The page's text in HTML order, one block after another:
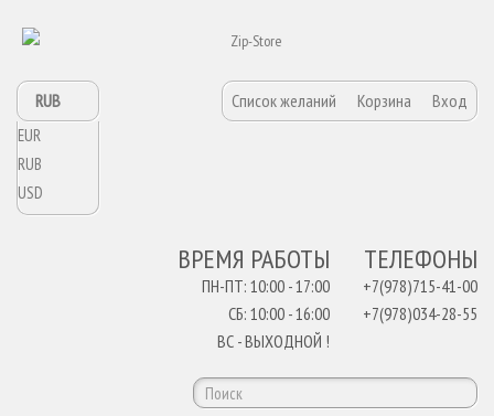
Список желаний Корзина Вход
RUB
EUR
RUB
USD
ТЕЛЕФОНЫ
+7(978)715-41-00
+7(978)034-28-55
ВРЕМЯ РАБОТЫ
ПН-ПТ: 10:00 - 17:00
СБ: 10:00 - 16:00
ВС - ВЫХОДНОЙ !